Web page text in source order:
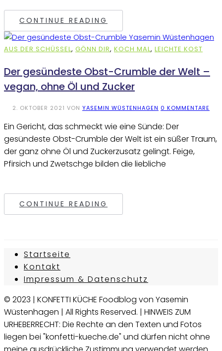
CONTINUE READING
AUS DER SCHÜSSEL, GÖNN DIR, KOCH MAL, LEICHTE KOST
Der gesündeste Obst-Crumble der Welt –
vegan, ohne Öl und Zucker
2. OKTOBER 2021 VON YASEMIN WÜSTENHAGEN 0 KOMMENTARE
Ein Gericht, das schmeckt wie eine Sünde: Der
gesündeste Obst-Crumble der Welt ist ein süßer Traum,
der ganz ohne Öl und Zuckerzusatz gelingt. Feige,
Pfirsich und Zwetschge bilden die liebliche
CONTINUE READING
Startseite
Kontakt
Impressum & Datenschutz
© 2023 | KONFETTI KÜCHE Foodblog von Yasemin
Wüstenhagen | All Rights Reserved. | HINWEIS ZUM
URHEBERRECHT: Die Rechte an den Texten und Fotos
liegen bei "konfetti-kueche.de" und dürfen nicht ohne